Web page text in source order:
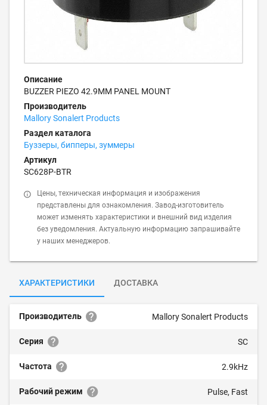
Описание
BUZZER PIEZO 42.9MM PANEL MOUNT
Производитель
Mallory Sonalert Products
Раздел каталога
Буззеры, бипперы, зуммеры
Артикул
SC628P-BTR
Цены, техническая информация и изображения
представлены для ознакомления. Завод-изготовитель
может изменять характеристики и внешний вид изделия
без уведомления. Актуальную информацию запрашивайте
у наших менеджеров.
ХАРАКТЕРИСТИКИ ДОСТАВКА
Производитель Mallory Sonalert Products
Серия SC
Частота 2.9kHz
Рабочий режим Pulse, Fast